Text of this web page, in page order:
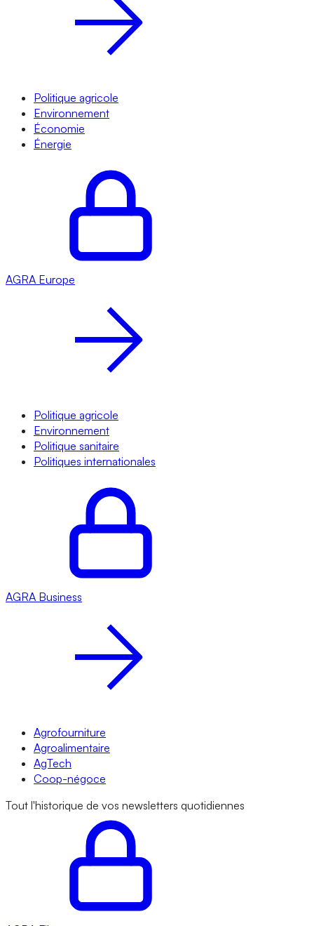
Politique agricole
Environnement
Économie
Énergie
AGRA Europe
Politique agricole
Environnement
Politique sanitaire
Politiques internationales
AGRA Business
Agrofourniture
Agroalimentaire
AgTech
Coop-négoce
Tout l'historique de vos newsletters quotidiennes